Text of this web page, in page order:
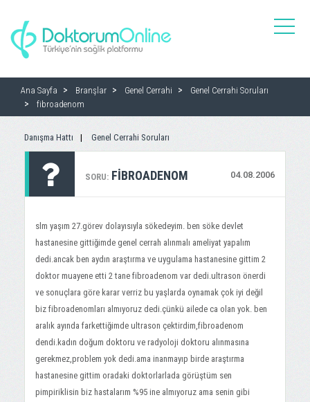
toggle
Ana Sayfa Branşlar Genel Cerrahi
Genel Cerrahi Soruları
fibroadenom
Danışma Hattı Genel Cerrahi Soruları
SORU: 04.08.2006
FIBROADENOM
slm yaşım 27.görev dolayısıyla sökedeyim. ben söke devlet
hastanesine gittiğimde genel cerrah alınmalı ameliyat yapalım
dedi.ancak ben aydın araştırma ve uygulama hastanesine gittim 2
doktor muayene etti 2 tane fibroadenom var dedi.ultrason önerdi
ve sonuçlara göre karar verriz bu yaşlarda oynamak çok iyi değil
biz fibroadenomları almıyoruz dedi.çünkü ailede ca olan yok. ben
aralık ayında farkettiğimde ultrason çektirdim,fibroadenom
dendi.kadın doğum doktoru ve radyoloji doktoru alınmasına
gerekmez,problem yok dedi.ama inanmayıp birde araştırma
hastanesine gittim oradaki doktorlarlada görüştüm sen
pimpiriklisin biz hastalarım %95 ine almıyoruz ama senin gibi